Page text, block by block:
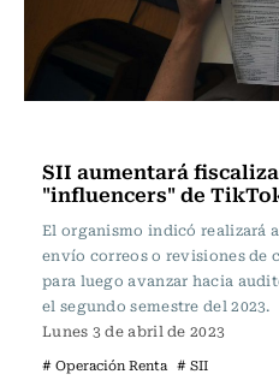
SII aumentará
"influencers" de
El organismo indicó realizará
envío correos o revisiones de
para luego avanzar hacia
el segundo semestre del 2023.
Lunes 3 de abril de 2023
# Operación Renta # SII